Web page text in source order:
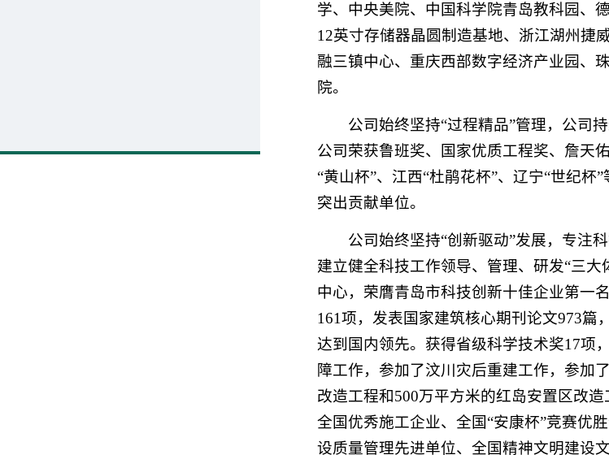
学、中央美院、中国科学院青岛教科园、
12英寸存储器晶圆制造基地、浙江湖州捷
融三镇中心、重庆西部数字经济产业园、
院。
公司始终坚持“过程精品”管理，公司
公司荣获鲁班奖、国家优质工程奖、詹天
“黄山杯”、江西“杜鹃花杯”、辽宁“世纪
突出贡献单位。
公司始终坚持“创新驱动”发展，专注
建立健全科技工作领导、管理、研发“三
中心，荣膺青岛市科技创新十佳企业第一
161项，发表国家建筑核心期刊论文973篇
达到国内领先。获得省级科学技术奖17项
障工作，参加了汶川灾后重建工作，参加
改造工程和500万平方米的红岛安置区改
全国优秀施工企业、全国“安康杯”竞赛优
设质量管理先进单位、全国精神文明建设